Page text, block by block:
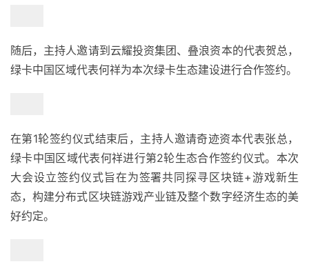
随后，主持人邀请到云耀投资集团、叠浪资本的代表贺总，
绿卡中国区域代表何祥为本次绿卡生态建设进行合作签约。
在第1轮签约仪式结束后，主持人邀请奇迹资本代表张总，
绿卡中国区域代表何祥进行第2轮生态合作签约仪式。本次
大会设立签约仪式旨在为签署共同探寻区块链+游戏新生
态，构建分布式区块链游戏产业链及整个数字经济生态的美
好约定。